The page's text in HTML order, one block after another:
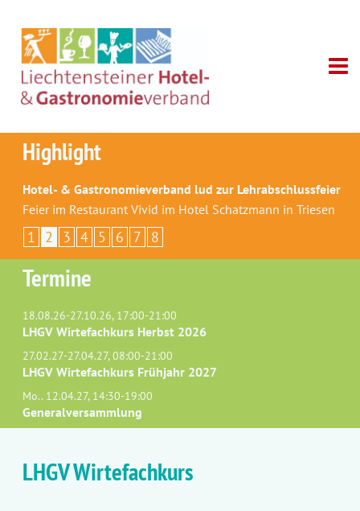
Highlight
Hotel- & Gastronomieverband lud zur Lehrabschlussfeier
Feier im Restaurant Vivid im Hotel Schatzmann in Triesen
1 2 3 4 5 6 7 8
Termine
18.08.26-27.10.26, 17:00-21:00
LHGV Wirtefachkurs Herbst 2026
27.02.27-27.04.27, 08:00-21:00
LHGV Wirtefachkurs Frühjahr 2027
Mo.. 12.04.27, 14:30-19:00
Generalversammlung
LHGV Wirtefachkurs